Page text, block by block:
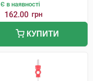
Є в наявності
162.00 грн
КУПИТИ